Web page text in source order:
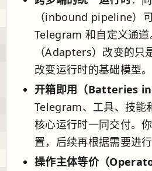
（inbound pipeline）
Telegram 和自定义通
（Adapters）改变的只
改变运行时的基础模型。
开箱即用（Batteries
Telegram、工具、技能
核心运行时一同交付。
置，后续再根据需要进行
操作主体等价（